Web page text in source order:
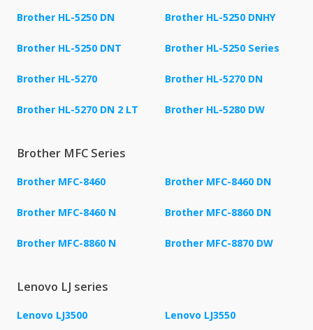
Brother HL-5250 DN Brother HL-5250 DNHY
Brother HL-5250 DNT Brother HL-5250 Series
Brother HL-5270 Brother HL-5270 DN
Brother HL-5270 DN 2 LT Brother HL-5280 DW
Brother MFC Series
Brother MFC-8460 Brother MFC-8460 DN
Brother MFC-8460 N Brother MFC-8860 DN
Brother MFC-8860 N Brother MFC-8870 DW
Lenovo LJ series
Lenovo LJ3500 Lenovo LJ3550